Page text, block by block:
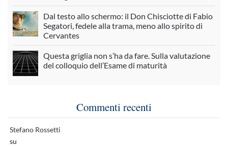
Dal testo allo schermo: il Don Chisciotte di Fabio
Segatori, fedele alla trama, meno allo spirito di
Cervantes
Questa griglia non s’ha da fare. Sulla valutazione
del colloquio dell’Esame di maturità
Commenti recenti
Stefano Rossetti
su